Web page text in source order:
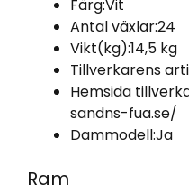
Färg:Vit
Antal växlar:24
Vikt(kg):14,5 kg
Tillverkarens
Hemsida
sandns-fua.se/
Dammodell:Ja
Ram